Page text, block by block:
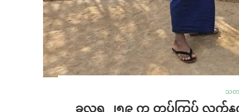
သတ
ခလရ ၂၅၉ က တပ်ကြပ် လက်န